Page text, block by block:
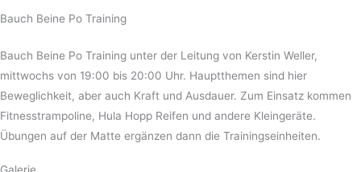
Bauch Beine Po Training
Bauch Beine Po Training unter der Leitung von Kerstin Weller,
mittwochs von 19:00 bis 20:00 Uhr. Hauptthemen sind hier
Beweglichkeit, aber auch Kraft und Ausdauer. Zum Einsatz kommen
Fitnesstrampoline, Hula Hopp Reifen und andere Kleingeräte.
Übungen auf der Matte ergänzen dann die Trainingseinheiten.